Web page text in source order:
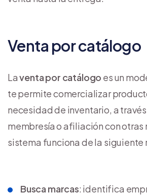
Venta por catálogo
Laventa por catálogo es un
te permite comercializar
necesidad de inventario, a
membresía o afiliación con otras
sistema funciona de la siguiente
Busca marcas: identifica